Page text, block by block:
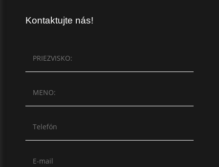
Kontaktujte nás!